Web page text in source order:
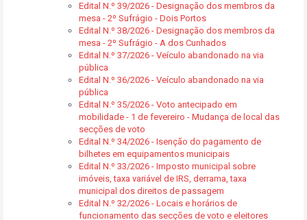
Edital N.º 39/2026 - Designação dos membros da
mesa - 2º Sufrágio - Dois Portos
Edital N.º 38/2026 - Designação dos membros da
mesa - 2º Sufrágio - A dos Cunhados
Edital N.º 37/2026 - Veículo abandonado na via
pública
Edital N.º 36/2026 - Veículo abandonado na via
pública
Edital N.º 35/2026 - Voto antecipado em
mobilidade - 1 de fevereiro - Mudança de local das
secções de voto
Edital N.º 34/2026 - Isenção do pagamento de
bilhetes em equipamentos municipais
Edital N.º 33/2026 - Imposto municipal sobre
imóveis, taxa variável de IRS, derrama, taxa
municipal dos direitos de passagem
Edital N.º 32/2026 - Locais e horários de
funcionamento das secções de voto e eleitores